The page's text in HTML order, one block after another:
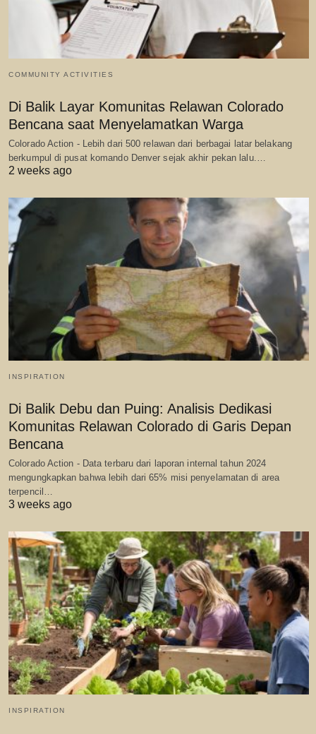
COMMUNITY ACTIVITIES
Di Balik Layar Komunitas Relawan Colorado
Bencana saat Menyelamatkan Warga
Colorado Action - Lebih dari 500 relawan dari berbagai latar belakang
berkumpul di pusat komando Denver sejak akhir pekan lalu.…
2 weeks ago
INSPIRATION
Di Balik Debu dan Puing: Analisis Dedikasi
Komunitas Relawan Colorado di Garis Depan
Bencana
Colorado Action - Data terbaru dari laporan internal tahun 2024
mengungkapkan bahwa lebih dari 65% misi penyelamatan di area
terpencil…
3 weeks ago
INSPIRATION